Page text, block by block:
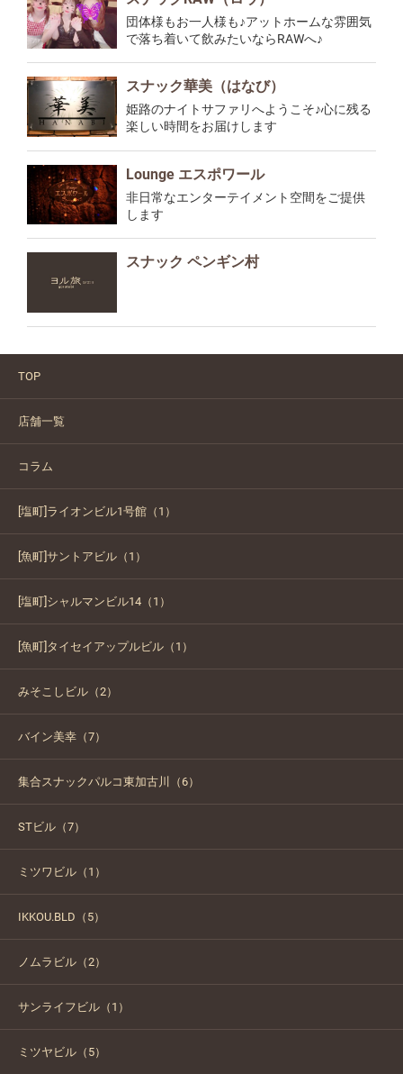
団体様もお一人様も♪アットホームな雰囲気
で落ち着いて飲みたいならRAWへ♪
スナック華美（はなび）
姫路のナイトサファリへようこそ♪心に残る
楽しい時間をお届けします
Lounge エスポワール
非日常なエンターテイメント空間をご提供
します
スナック ペンギン村
TOP
店舗一覧
コラム
[塩町]ライオンビル1号館（1）
[魚町]サントアビル（1）
[塩町]シャルマンビル14（1）
[魚町]タイセイアップルビル（1）
みそこしビル（2）
バイン美幸（7）
集合スナックパルコ東加古川（6）
STビル（7）
ミツワビル（1）
IKKOU.BLD（5）
ノムラビル（2）
サンライフビル（1）
ミツヤビル（5）